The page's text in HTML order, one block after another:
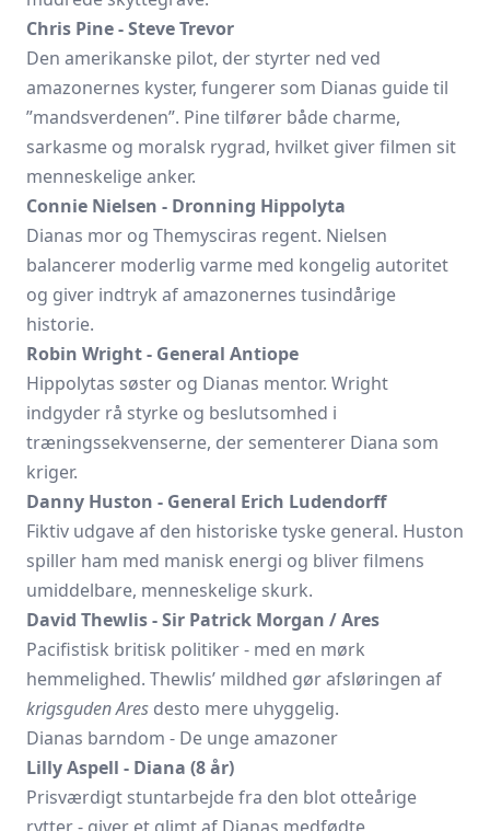
Chris Pine - Steve Trevor
Den amerikanske pilot, der styrter ned ved
amazonernes kyster, fungerer som Dianas guide til
”mands­verdenen”. Pine tilfører både charme,
sarkasme og moralsk rygrad, hvilket giver filmen sit
menneskelige anker.
Connie Nielsen - Dronning Hippolyta
Dianas mor og Themysciras regent. Nielsen
balancerer moderlig varme med kongelig autoritet
og giver indtryk af amazonernes tusindårige
historie.
Robin Wright - General Antiope
Hippolytas søster og Dianas mentor. Wright
indgyder rå styrke og beslutsomhed i
træningssekvenserne, der sementerer Diana som
kriger.
Danny Huston - General Erich Ludendorff
Fiktiv udgave af den historiske tyske general. Huston
spiller ham med manisk energi og bliver filmens
umiddelbare, menneskelige skurk.
David Thewlis - Sir Patrick Morgan / Ares
Pacifistisk britisk politiker - med en mørk
hemmelighed. Thewlis’ mildhed gør afsløringen af
krigsguden Ares desto mere uhyggelig.
Dianas barndom - De unge amazoner
Lilly Aspell - Diana (8 år)
Prisværdigt stuntarbejde fra den blot otteårige
rytter - giver et glimt af Dianas medfødte